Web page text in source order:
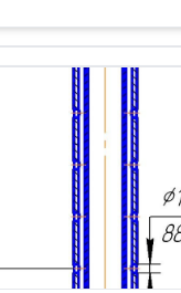
10 до 50 оС и
поступающее в
12 по ГОСТ 17216-
направлением
смотреть со стороны
МПа 12,5
Максимальная
Габаритные и